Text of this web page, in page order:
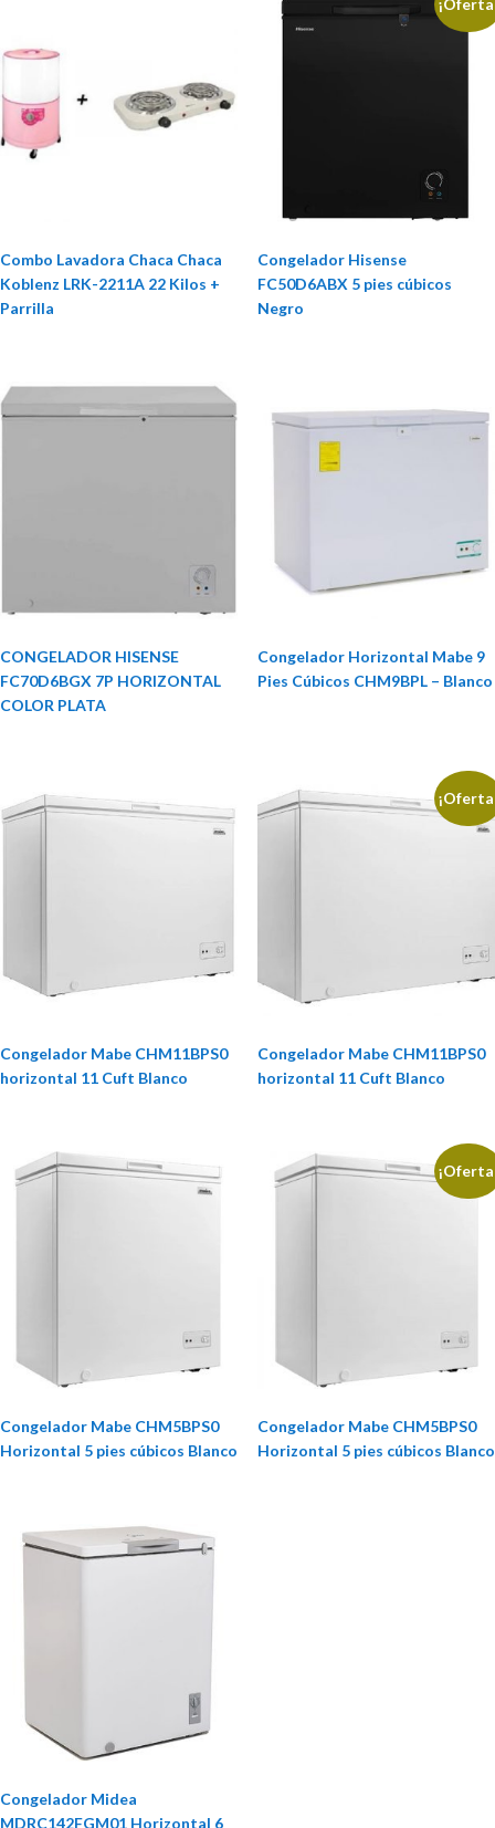
Combo Lavadora Chaca Chaca
Koblenz LRK-2211A 22 Kilos +
Parrilla
Congelador Hisense
FC50D6ABX 5 pies cúbicos
Negro
CONGELADOR HISENSE
FC70D6BGX 7P HORIZONTAL
COLOR PLATA
Congelador Horizontal Mabe 9
Pies Cúbicos CHM9BPL – Blanco
Congelador Mabe CHM11BPS0
horizontal 11 Cuft Blanco
Congelador Mabe CHM11BPS0
horizontal 11 Cuft Blanco
Congelador Mabe CHM5BPS0
Horizontal 5 pies cúbicos Blanco
Congelador Mabe CHM5BPS0
Horizontal 5 pies cúbicos Blanco
Congelador Midea
MDRC142FGM01 Horizontal 6